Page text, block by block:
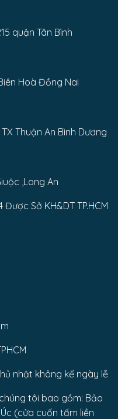
quận Tân Bình
Hoà Đồng Nai
Thuận An Bình Dương
,Long An
Sở KH&DT TP.HCM
nhật không kể ngày lễ
tôi bao gồm: Bảo
(cửa cuốn tấm liền